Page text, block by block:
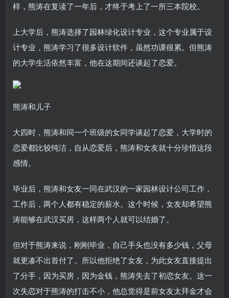
样，熊涛在复读了一年后，才终于考上了一所三本院校。
上大学后，熊涛选择了园林绿化设计专业，这个专业属于设
计专业，熊涛学习了很多设计软件，虽然功课很累。但熊涛
的大学生活依然丰富，他在这期间还谈起了恋爱。
熊涛和儿子
大四时，熊涛和同一个班级的女同学谈起了恋爱，大学时的
恋爱都比较纯洁，自从恋爱后，熊涛和女友就十分珍惜这段
感情。
毕业后，熊涛和女友一同在武汉的一家园林设计公司工作，
工作后，两个人都有稳定的薪水。这个时候，女友却希望熊
涛能够在武汉买房，这样两个人就可以结婚了。
但对于熊涛来说，刚刚毕业，自己手头也没有多少钱，父母
就更凑不出首付了。所以他拒绝了女友，为此女友直接提出
了分手，因为买房，因为金钱，熊涛失去了初恋女友。这一
次失恋对于熊涛的打击不小，他总觉得是前女友太拜金才会